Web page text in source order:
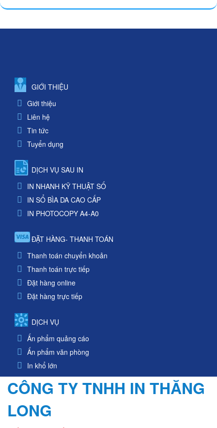
GIỚI THIỆU
Giới thiệu
Liên hệ
Tin tức
Tuyển dụng
DỊCH VỤ SAU IN
IN NHANH KỸ THUẬT SỐ
IN SỔ BÌA DA CAO CẤP
IN PHOTOCOPY A4-A0
ĐẶT HÀNG- THANH TOÁN
Thanh toán chuyển khoản
Thanh toán trực tiếp
Đặt hàng online
Đặt hàng trực tiếp
DỊCH VỤ
Ấn phẩm quảng cáo
Ấn phẩm văn phòng
In khổ lớn
CÔNG TY TNHH IN THĂNG
LONG